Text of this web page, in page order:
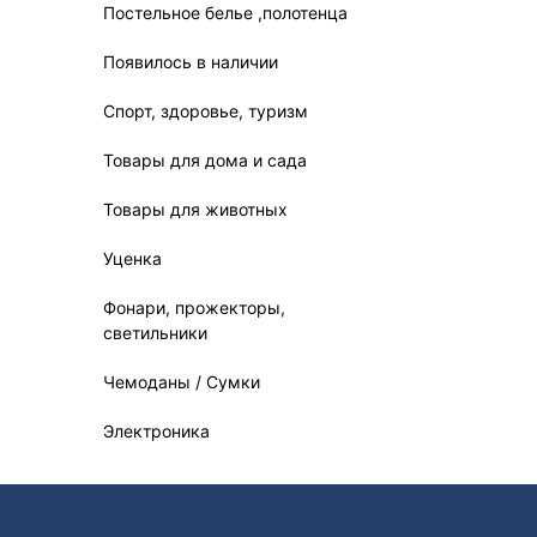
Постельное белье ,полотенца
Появилось в наличии
Спорт, здоровье, туризм
Товары для дома и сада
Товары для животных
Уценка
Фонари, прожекторы,
светильники
Чемоданы / Сумки
Электроника